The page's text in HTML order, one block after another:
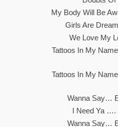
My Body Will Be
Girls Are
We Love My
Tattoos In My
Tattoos In My
Wanna Say…
I Need Ya
Wanna Say…